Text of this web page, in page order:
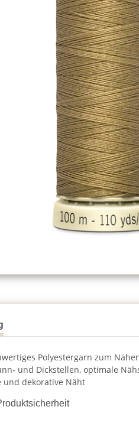
Polyestergarn zum
und Dickstellen, optimale
und dekorative Näht